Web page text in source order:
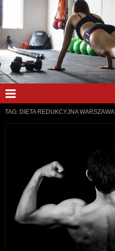
TAG: DIETA REDUKCYJNA WARSZAWA